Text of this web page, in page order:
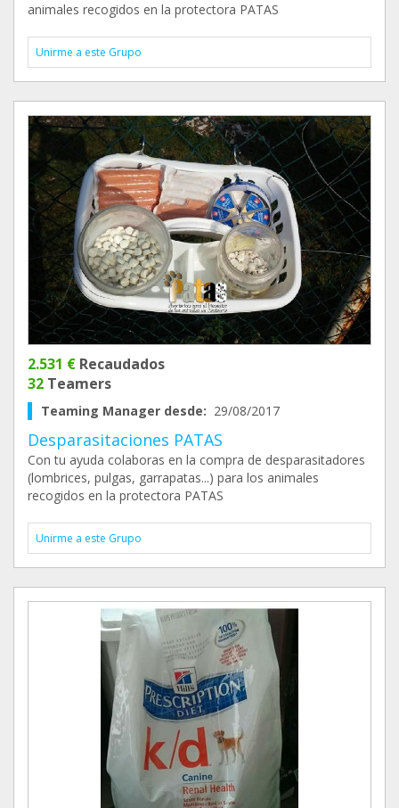
animales recogidos en la protectora PATAS
Unirme a este Grupo
2.531 € Recaudados
32 Teamers
Teaming Manager desde: 29/08/2017
Desparasitaciones PATAS
Con tu ayuda colaboras en la compra de desparasitadores
(lombrices, pulgas, garrapatas...) para los animales
recogidos en la protectora PATAS
Unirme a este Grupo